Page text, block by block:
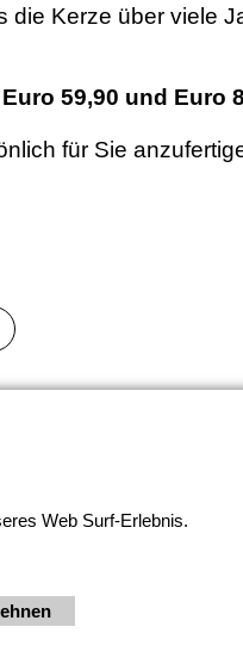
Kerze über viele
59,90 und Euro
für Sie
Web Surf-Erlebnis.